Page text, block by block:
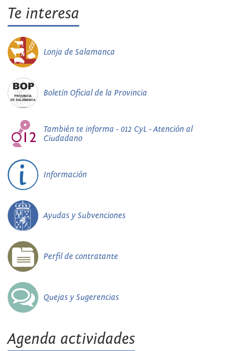
Te interesa
Lonja de Salamanca
Boletín Oficial de la Provincia
También te informa - 012 CyL - Atención al
Ciudadano
Información
Ayudas y Subvenciones
Perfil de contratante
Quejas y Sugerencias
Agenda actividades